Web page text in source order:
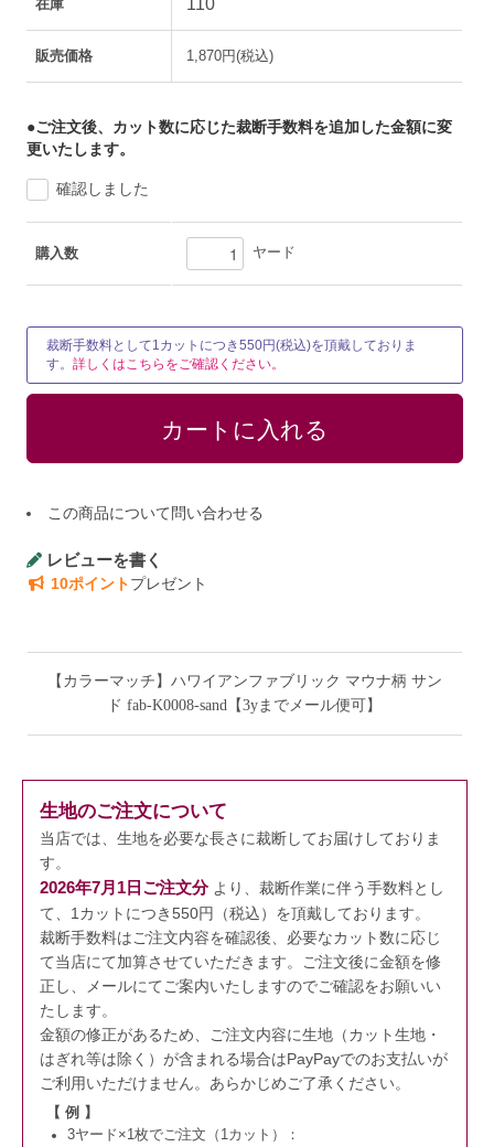
在庫 110
販売価格 1,870円(税込)
●ご注文後、カット数に応じた裁断手数料を追加した金額に変
更いたします。
確認しました
購入数 ヤード
裁断手数料として1カットにつき550円(税込)を頂戴しておりま
す。詳しくはこちらをご確認ください。
この商品について問い合わせる
レビューを書く
10ポイントプレゼント
【カラーマッチ】ハワイアンファブリック マウナ柄 サン
ド fab-K0008-sand【3yまでメール便可】
生地のご注文について
当店では、生地を必要な長さに裁断してお届けしておりま
す。
2026年7月1日ご注文分より、裁断作業に伴う手数料とし
て、1カットにつき550円（税込）を頂戴しております。
裁断手数料はご注文内容を確認後、必要なカット数に応じ
て当店にて加算させていただきます。
ご注文後に金額を修
正し、メールにてご案内いたしますのでご確認をお願いい
たします。
金額の修正があるため、ご注文内容に生地（カット生地・
はぎれ等は除く）が含まれる場合はPayPayでのお支払いが
ご利用いただけません。 あらかじめご了承ください。
【 例 】
3ヤード×1枚でご注文（1カット）：